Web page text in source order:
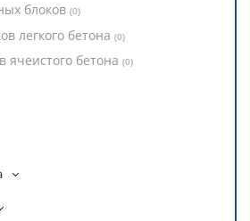
блоков (0)
легкого бетона (0)
ячеистого бетона (0)